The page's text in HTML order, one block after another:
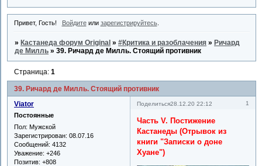
Привет, Гость! Войдитеили зарегистрируйтесь.
» Кастанеда форум Original »#Критика и разоблачения » Ричард
де Милль »39. Ричард де Милль. Стоящий противник
39. Ричард де Милль. Стоящий противник
Страница:1
Поделиться 1
28.12.20 22:12
Viator
Постоянные
Пол: Мужской
Зарегистрирован: 08.07.16
Сообщений: 4132
Уважение: +246
Позитив: +808
Часть V. Постижение
Кастанеды (Отрывок из
книги "Записки о доне
Хуане")